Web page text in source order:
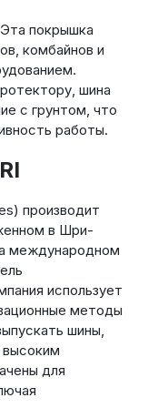
покрышка
комбайнов и
шина
с грунтом, что
работы.
производит
в Шри-
международном
использует
методы
шины,
для